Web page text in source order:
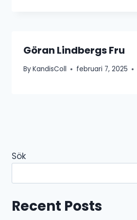
Göran Lindbergs Fru
ByKandisColl februari 7, 2025
Sök
Recent Posts